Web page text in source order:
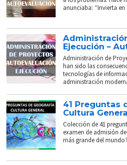
anunciaba: “Invierta
Ejecución –
Administración de
han sido las
tecnologías de
administración
41 Preguntas
Cultura
Colección de 41
examen de admisión
más grande del